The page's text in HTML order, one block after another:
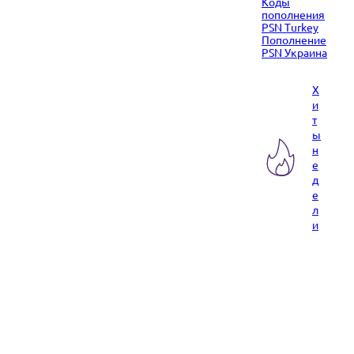
пополнения
PSN Turkey
Пополнение
PSN Украина
Х
и
т
ы
н
е
д
е
л
и